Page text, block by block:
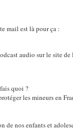
mail est là pour ça :
audio sur le site de
quoi ?
les mineurs en
de nos enfants et